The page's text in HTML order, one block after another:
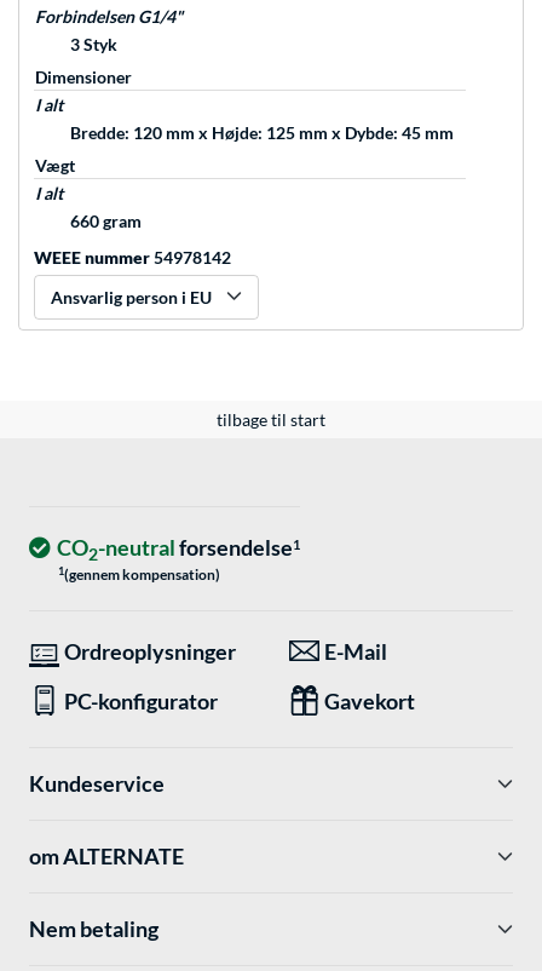
Forbindelsen G1/4"
3 Styk
Dimensioner
I alt
Bredde: 120 mm x Højde: 125 mm x Dybde: 45 mm
Vægt
I alt
660 gram
WEEE nummer54978142
Ansvarlig person i EU
tilbage til start
CO2-neutralforsendelse1
1(gennem kompensation)
Ordreoplysninger
E-Mail
PC-konfigurator
Gavekort
Kundeservice
om ALTERNATE
Nem betaling